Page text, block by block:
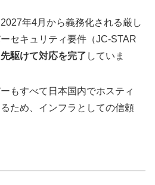
年4月から義務化される厳し
セキュリティ要件（JC-STAR
駆けて対応を完了 していま
もすべて日本国内でホスティ
ため、インフラとしての信頼